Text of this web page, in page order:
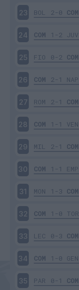
23 BOL 2-0 COM
24 COM 1-2 JUV
25 FIO 0-2 COM
26 COM 2-1 NAP
27 ROM 2-1 COM
28 COM 1-1 VEN
29 MIL 2-1 COM
30 COM 1-1 EMP
31 MON 1-3 COM
32 COM 1-0 TOR
33 LEC 0-3 COM
34 COM 1-0 GEN
35 PAR 0-1 COM